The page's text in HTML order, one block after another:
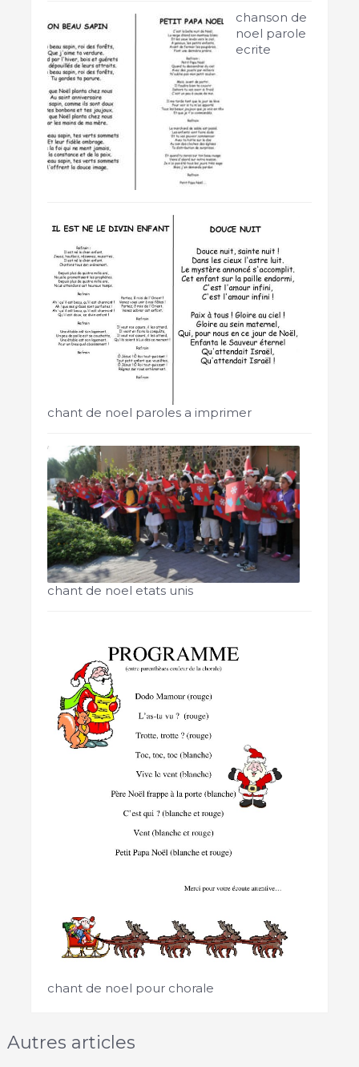
chanson de
noel parole
ecrite
chant de noel paroles a imprimer
chant de noel etats unis
chant de noel pour chorale
Autres articles